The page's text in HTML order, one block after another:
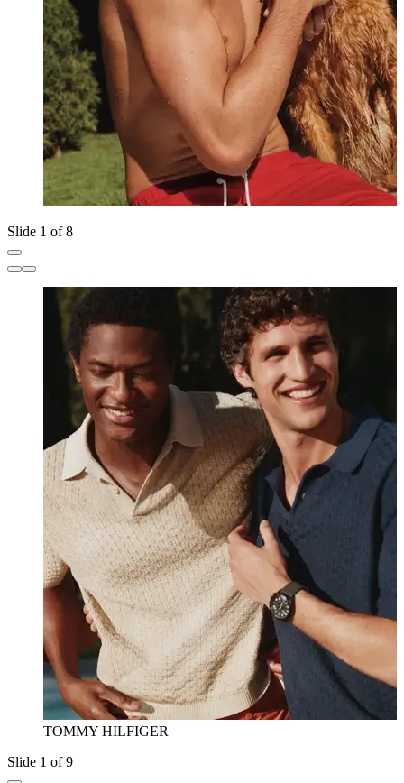
Slide 1 of 8
TOMMY HILFIGER
Slide 1 of 9